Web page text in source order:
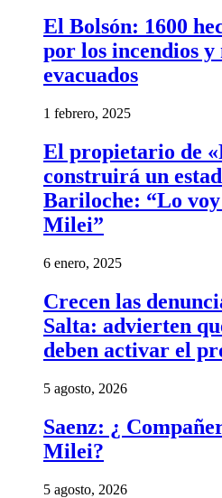
El Bolsón: 1600
por los incendios y
evacuados
1 febrero, 2025
El propietario de
construirá un
Bariloche: “Lo
Milei”
6 enero, 2025
Crecen las
Salta: advierten
deben activar el
5 agosto, 2026
Saenz: ¿
Milei?
5 agosto, 2026